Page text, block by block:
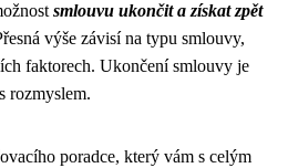
smlouvu ukončit a získat zpět
výše závisí na typu smlouvy,
faktorech. Ukončení smlouvy je
rozmyslem.
poradce, který vám s celým